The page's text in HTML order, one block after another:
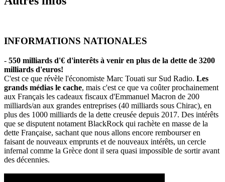
INFORMATIONS NATIONALES
- 550 milliards d'€ d'interêts à venir en plus de la dette de 3200
milliards d'euros!
C'est ce que révèle l'économiste Marc Touati sur Sud Radio. Les
grands médias le cache, mais c'est ce que va coûter prochainement
aux Français les cadeaux fiscaux d'Emmanuel Macron de 200
milliards/an aux grandes entreprises (40 milliards sous Chirac), en
plus des 1000 milliards de la dette creusée depuis 2017. Des intérêts
que se disputent notament BlackRock qui rachète en masse de la
dette Française, sachant que nous allons encore rembourser en
faisant de nouveaux emprunts et de nouveaux intérêts, un cercle
infernal comme la Grèce dont il sera quasi impossible de sortir avant
des décennies.